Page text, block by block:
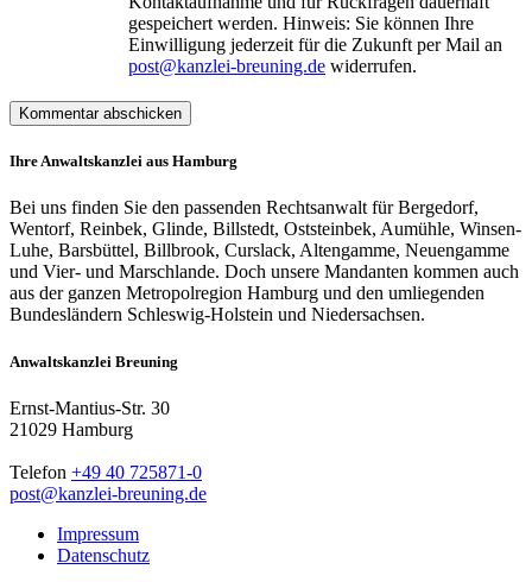
gespeichert werden. Hinweis: Sie können Ihre
Einwilligung jederzeit für die Zukunft per Mail an
post@kanzlei-breuning.de widerrufen.
Ihre Anwaltskanzlei aus Hamburg
Bei uns finden Sie den passenden Rechtsanwalt für Bergedorf,
Wentorf, Reinbek, Glinde, Billstedt, Oststeinbek, Aumühle, Winsen-
Luhe, Barsbüttel, Billbrook, Curslack, Altengamme, Neuengamme
und Vier- und Marschlande. Doch unsere Mandanten kommen auch
aus der ganzen Metropolregion Hamburg und den umliegenden
Bundesländern Schleswig-Holstein und Niedersachsen.
Anwaltskanzlei Breuning
Ernst-Mantius-Str. 30
21029 Hamburg
Telefon +49 40 725871-0
post@kanzlei-breuning.de
Impressum
Datenschutz